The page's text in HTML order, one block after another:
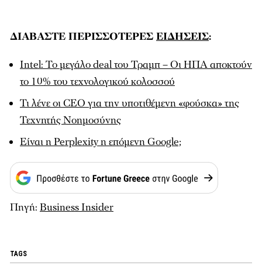
ΔΙΑΒΑΣΤΕ ΠΕΡΙΣΣΟΤΕΡΕΣ ΕΙΔΗΣΕΙΣ:
Intel: Το μεγάλο deal του Τραμπ – Οι ΗΠΑ αποκτούν
το 10% του τεχνολογικού κολοσσού
Τι λένε οι CEO για την υποτιθέμενη «φούσκα» της
Τεχνητής Νοημοσύνης
Είναι η Perplexity η επόμενη Google;
Πηγή: Business Insider
TAGS